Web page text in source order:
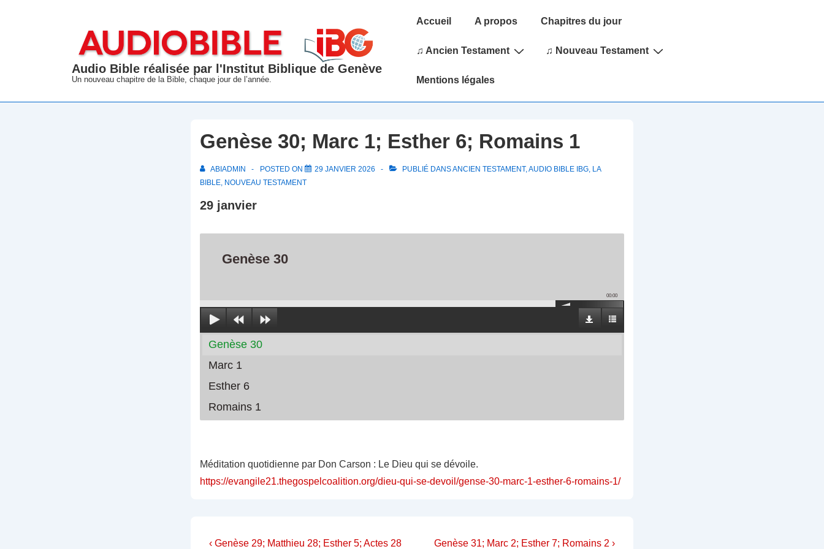
Audio Bible réalisée par l'Institut Biblique de Genève
Un nouveau chapitre de la Bible, chaque jour de l’année.
Main
Accueil A propos Chapitres du jour
♫ Ancien Testament ♫ Nouveau Testament
Mentions légales
Genèse 30; Marc 1; Esther 6; Romains 1
ABIADMIN POSTED ON 29 JANVIER 2026 PUBLIÉ DANSANCIEN TESTAMENT,AUDIO BIBLE IBG, LA
BIBLE, NOUVEAU TESTAMENT
29 janvier
Genèse 30
00:00
Genèse 30
Marc 1
Esther 6
Romains 1
Méditation quotidienne par Don Carson : Le Dieu qui se dévoile.
https://evangile21.thegospelcoalition.org/dieu-qui-se-devoil/gense-30-marc-1-esther-6-romains-1/
Navigation
Previous
‹ Genèse 29; Matthieu 28; Esther 5; Actes 28 Next
Genèse 31; Marc 2; Esther 7; Romains 2 ›